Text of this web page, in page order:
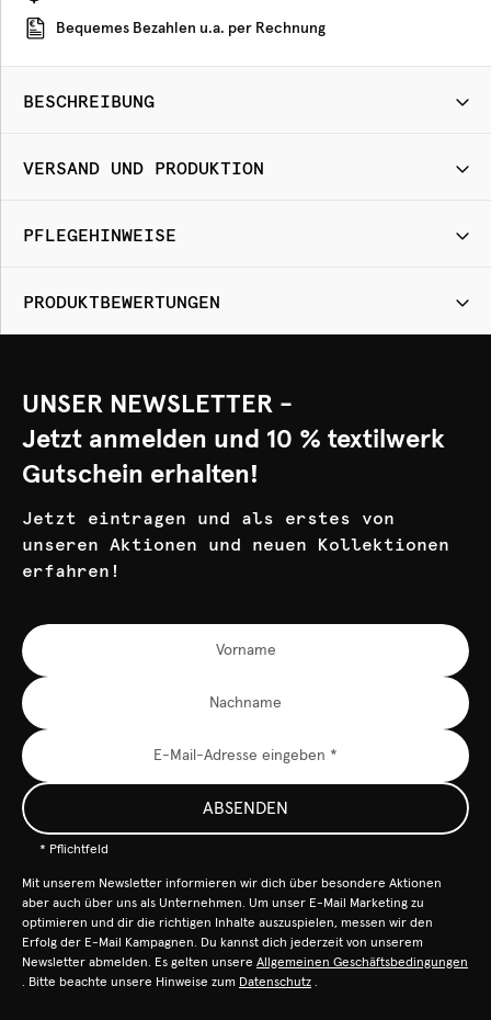
Bequemes Bezahlen u.a. per Rechnung
BESCHREIBUNG
VERSAND UND PRODUKTION
PFLEGEHINWEISE
PRODUKTBEWERTUNGEN
UNSER NEWSLETTER -
Jetzt anmelden und 10 % textilwerk
Gutschein erhalten!
Jetzt eintragen und als erstes von
unseren Aktionen und neuen Kollektionen
erfahren!
ABSENDEN
* Pflichtfeld
Mit unserem Newsletter informieren wir dich über besondere Aktionen
aber auch über uns als Unternehmen. Um unser E-Mail Marketing zu
optimieren und dir die richtigen Inhalte auszuspielen, messen wir den
Erfolg der E-Mail Kampagnen. Du kannst dich jederzeit von unserem
Newsletter abmelden. Es gelten unsere Allgemeinen Geschäftsbedingungen
. Bitte beachte unsere Hinweise zum Datenschutz .